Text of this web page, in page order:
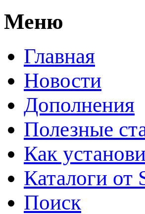
Меню
Главная
Новости
Дополнения
Полезные
Как
Каталоги от
Поиск